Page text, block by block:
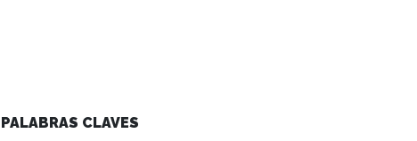
PALABRAS CLAVES